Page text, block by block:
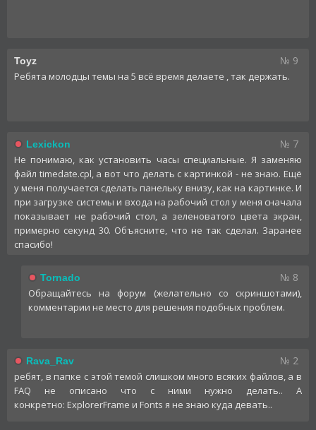
Toyz № 9
Ребята молодцы темы на 5 всё время делаете , так держать.
Lexickon № 7
Не понимаю, как установить часы специальные. Я заменяю
файл timedate.cpl, а вот что делать с картинкой - не знаю. Ещё
у меня получается сделать панельку внизу, как на картинке. И
при загрузке системы и входа на рабочий стол у меня сначала
показывает не рабочий стол, а зеленоватого цвета экран,
примерно секунд 30. Объясните, что не так сделал. Заранее
спасибо!
Tornado № 8
Обращайтесь на форум (желательно со скриншотами),
комментарии не место для решения подобных проблем.
Rava_Rav № 2
ребят, в папке с этой темой слишком много всяких файлов, а в
FAQ не описано что с ними нужно делать.. А
конкретно: ExplorerFrame и Fonts я не знаю куда девать..